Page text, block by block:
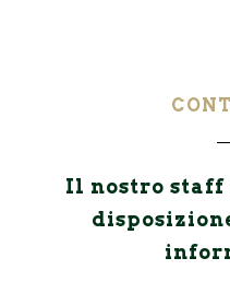
Il nostro staff